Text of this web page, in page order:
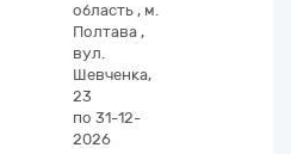
область , м.
Полтава ,
вул.
Шевченка,
23
по 31-12-
2026